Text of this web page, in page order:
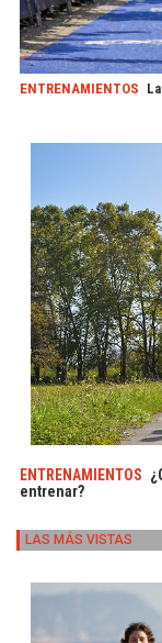
ENTRENAMIENTOS
ENTRENAMIENTOS
entrenar?
LAS MÁS VISTAS